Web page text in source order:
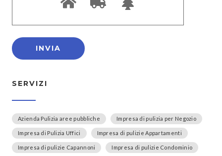
SERVIZI
Azienda Pulizia aree pubbliche Impresa di pulizia per Negozio
Impresa di Pulizia Uffici Impresa di pulizie Appartamenti
Impresa di pulizie Capannoni Impresa di pulizie Condominio